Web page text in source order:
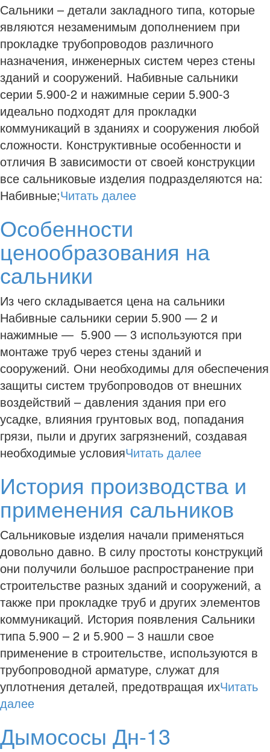
Сальники – детали закладного типа, которые
являются незаменимым дополнением при
прокладке трубопроводов различного
назначения, инженерных систем через стены
зданий и сооружений. Набивные сальники
серии 5.900-2 и нажимные серии 5.900-3
идеально подходят для прокладки
коммуникаций в зданиях и сооружения любой
сложности. Конструктивные особенности и
отличия В зависимости от своей конструкции
все сальниковые изделия подразделяются на:
Набивные;Читать далее
Особенности
ценообразования на
сальники
Из чего складывается цена на сальники
Набивные сальники серии 5.900 — 2 и
нажимные — 5.900 — 3 используются при
монтаже труб через стены зданий и
сооружений. Они необходимы для обеспечения
защиты систем трубопроводов от внешних
воздействий – давления здания при его
усадке, влияния грунтовых вод, попадания
грязи, пыли и других загрязнений, создавая
необходимые условияЧитать далее
История производства и
применения сальников
Сальниковые изделия начали применяться
довольно давно. В силу простоты конструкций
они получили большое распространение при
строительстве разных зданий и сооружений, а
также при прокладке труб и других элементов
коммуникаций. История появления Сальники
типа 5.900 – 2 и 5.900 – 3 нашли свое
применение в строительстве, используются в
трубопроводной арматуре, служат для
уплотнения деталей, предотвращая ихЧитать
далее
Дымососы Дн-13